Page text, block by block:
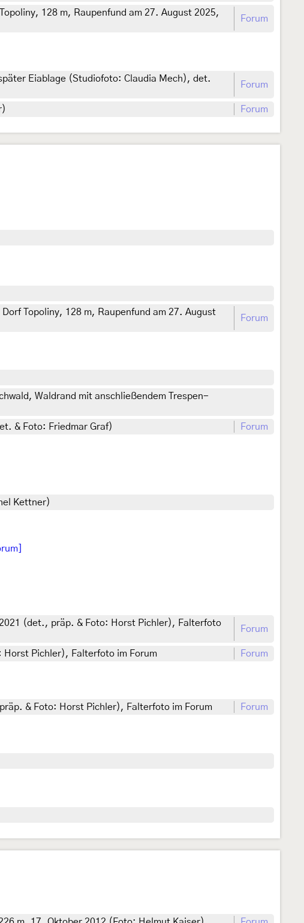
128 m, Raupenfund am 27. August 2025,
Forum
Eiablage (Studiofoto: Claudia Mech), det.
Forum
Forum
Topoliny, 128 m, Raupenfund am 27. August
Forum
Waldrand mit anschließendem Trespen-
& Foto: Friedmar Graf) Forum
Kettner)
(det., präp. & Foto: Horst Pichler), Falterfoto
Forum
Pichler), Falterfoto im Forum Forum
& Foto: Horst Pichler), Falterfoto im Forum Forum